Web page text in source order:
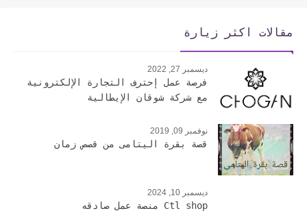
مقالات اكثر زيارة
ديسمبر 27, 2022
فرصة عمل إحترف التجارة الإلكترونية
مع شركة شوقان الإيطالية
نوفمبر 09, 2019
قصة بقرة اليتامى من قصص زمان
ديسمبر 10, 2024
Ctl shop منصة عمل صادقه